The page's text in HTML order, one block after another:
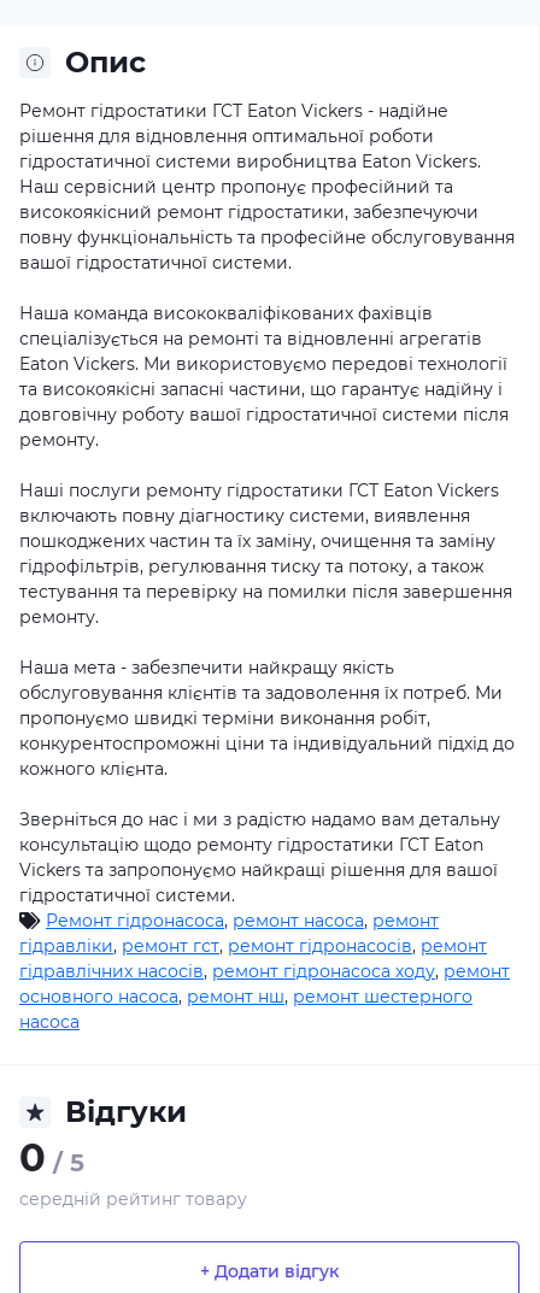
Опис
Ремонт гідростатики ГСТ Eaton Vickers - надійне
рішення для відновлення оптимальної роботи
гідростатичної системи виробництва Eaton Vickers.
Наш сервісний центр пропонує професійний та
високоякісний ремонт гідростатики, забезпечуючи
повну функціональність та професійне обслуговування
вашої гідростатичної системи.
Наша команда висококваліфікованих фахівців
спеціалізується на ремонті та відновленні агрегатів
Eaton Vickers. Ми використовуємо передові технології
та високоякісні запасні частини, що гарантує надійну і
довговічну роботу вашої гідростатичної системи після
ремонту.
Наші послуги ремонту гідростатики ГСТ Eaton Vickers
включають повну діагностику системи, виявлення
пошкоджених частин та їх заміну, очищення та заміну
гідрофільтрів, регулювання тиску та потоку, а також
тестування та перевірку на помилки після завершення
ремонту.
Наша мета - забезпечити найкращу якість
обслуговування клієнтів та задоволення їх потреб. Ми
пропонуємо швидкі терміни виконання робіт,
конкурентоспроможні ціни та індивідуальний підхід до
кожного клієнта.
Зверніться до нас і ми з радістю надамо вам детальну
консультацію щодо ремонту гідростатики ГСТ Eaton
Vickers та запропонуємо найкращі рішення для вашої
гідростатичної системи.
Ремонт гідронасоса, ремонт насоса, ремонт
гідравліки, ремонт гст, ремонт гідронасосів, ремонт
гідравлічних насосів, ремонт гідронасоса ходу, ремонт
основного насоса, ремонт нш, ремонт шестерного
насоса
Відгуки
0 / 5
середній рейтинг товару
+ Додати відгук